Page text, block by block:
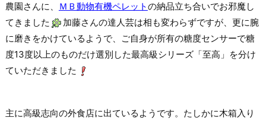
農園さんに、
ＭＢ動物有機ペレットの納品立ち合いでお邪魔し
てきました
加藤さんの達人芸は相も変わらずですが、更に腕
に磨きをかけているようで、ご自身が所有の糖度センサーで糖
度13度以上のものだけ選別した最高級シリーズ「至高」を分け
ていただきました
主に高級志向の外食店に出ているようです。たしかに木箱入り